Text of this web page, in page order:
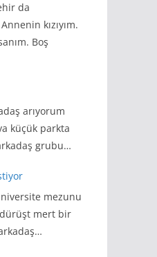
da
kızıyım.
Boş
arıyorum
küçük parkta
grubu…
mezunu
mert bir